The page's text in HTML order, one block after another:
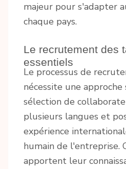
majeur pour s'adapter
chaque pays.
Le recrutement des
essentiels
Le processus de
nécessite une
sélection de
plusieurs langues et
expérience
humain de l'entreprise.
apportent leur